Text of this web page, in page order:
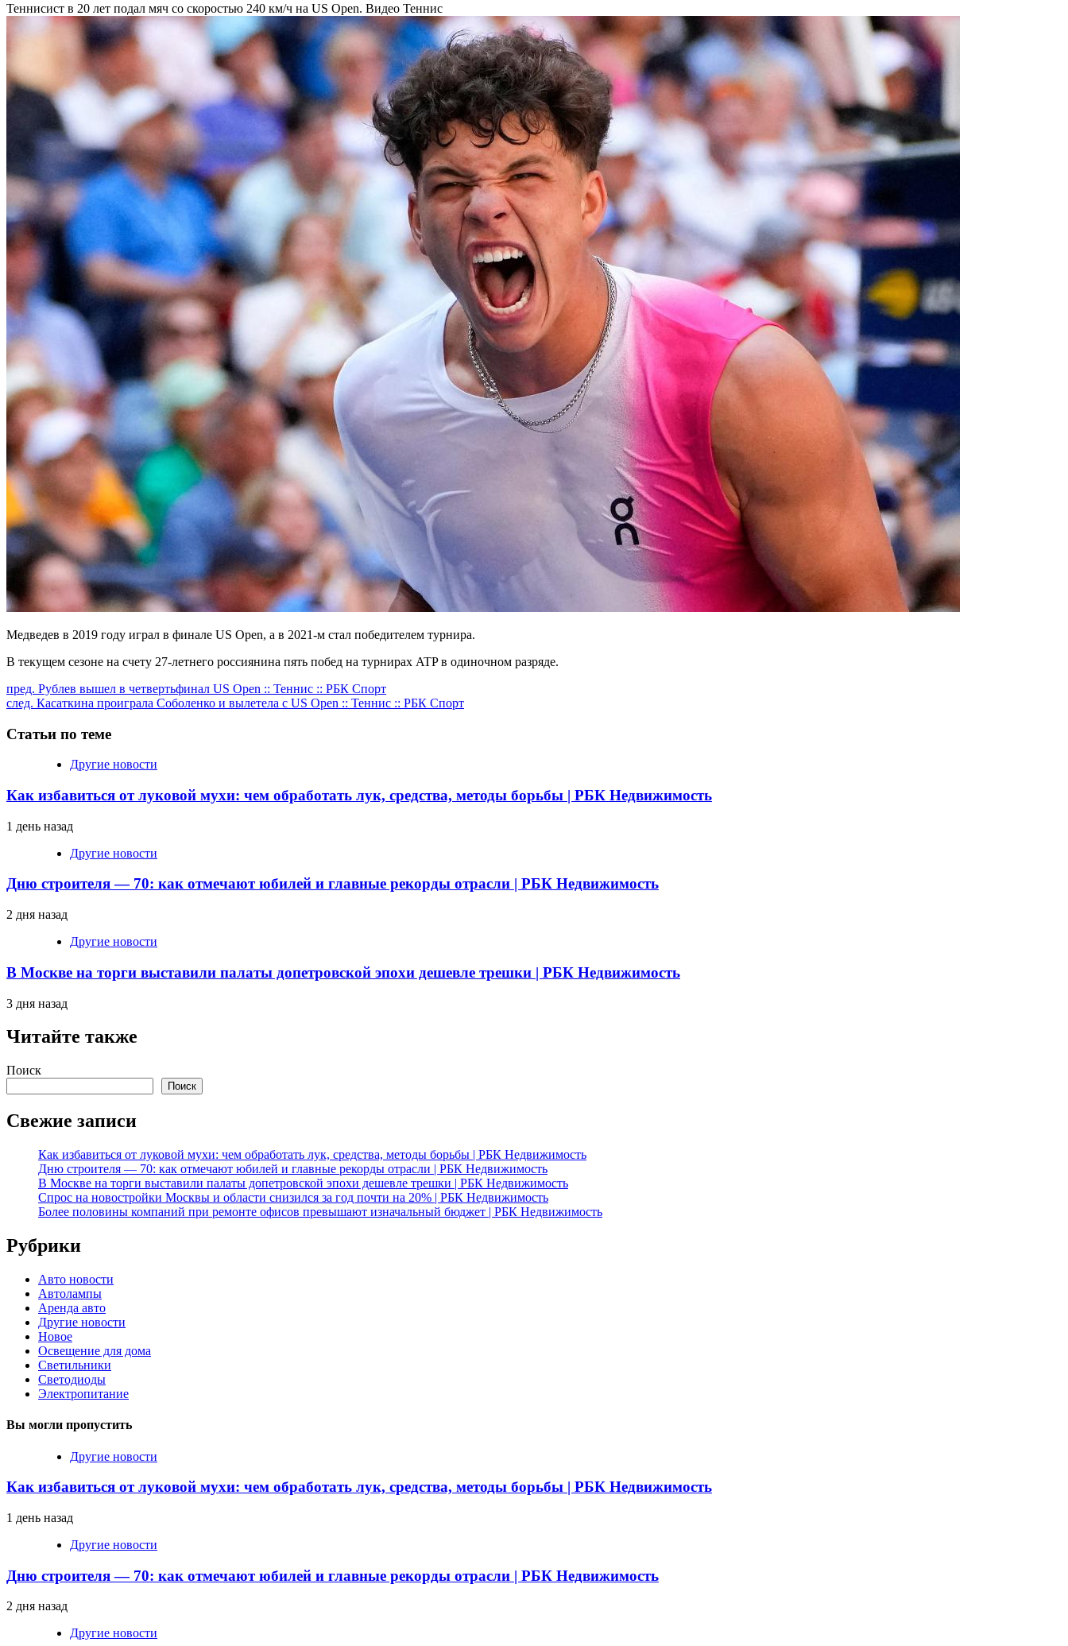
Теннисист в 20 лет подал мяч со скоростью 240 км/ч на US Open. Видео Теннис
Медведев в 2019 году играл в финале US Open, а в 2021-м стал победителем турнира.
В текущем сезоне на счету 27-летнего россиянина пять побед на турнирах ATP в одиночном разряде.
Продолжить
чтение
пред. Рублев вышел в четвертьфинал US Open :: Теннис :: РБК Спорт
след. Касаткина проиграла Соболенко и вылетела с US Open :: Теннис :: РБК Спорт
Статьи по теме
Другие новости
Как избавиться от луковой мухи: чем обработать лук, средства, методы борьбы | РБК Недвижимость
1 день назад
Другие новости
Дню строителя — 70: как отмечают юбилей и главные рекорды отрасли | РБК Недвижимость
2 дня назад
Другие новости
В Москве на торги выставили палаты допетровской эпохи дешевле трешки | РБК Недвижимость
3 дня назад
Читайте также
Поиск
Поиск
Свежие записи
Как избавиться от луковой мухи: чем обработать лук, средства, методы борьбы | РБК Недвижимость
Дню строителя — 70: как отмечают юбилей и главные рекорды отрасли | РБК Недвижимость
В Москве на торги выставили палаты допетровской эпохи дешевле трешки | РБК Недвижимость
Спрос на новостройки Москвы и области снизился за год почти на 20% | РБК Недвижимость
Более половины компаний при ремонте офисов превышают изначальный бюджет | РБК Недвижимость
Рубрики
Авто новости
Автолампы
Аренда авто
Другие новости
Новое
Освещение для дома
Светильники
Светодиоды
Электропитание
Вы могли пропустить
Другие новости
Как избавиться от луковой мухи: чем обработать лук, средства, методы борьбы | РБК Недвижимость
1 день назад
Другие новости
Дню строителя — 70: как отмечают юбилей и главные рекорды отрасли | РБК Недвижимость
2 дня назад
Другие новости